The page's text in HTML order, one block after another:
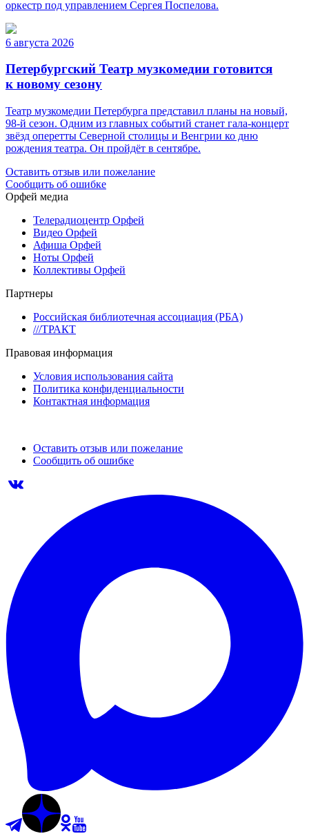
оркестр под управлением Сергея Поспелова.
6 августа 2026
Петербургский Театр музкомедии готовится
к новому сезону
Театр музкомедии Петербурга представил планы на новый,
98-й сезон. Одним из главных событий станет гала-концерт
звёзд оперетты Северной столицы и Венгрии ко дню
рождения театра. Он пройдёт в сентябре.
Оставить отзыв или пожелание
Сообщить об ошибке
Орфей медиа
Телерадиоцентр Орфей
Видео Орфей
Афиша Орфей
Ноты Орфей
Коллективы Орфей
Партнеры
Российская библиотечная ассоциация (РБА)
///ТРАКТ
Правовая информация
Условия использования сайта
Политика конфиденциальности
Контактная информация
Оставить отзыв или пожелание
Сообщить об ошибке